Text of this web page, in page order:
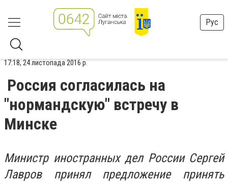
Рус
17:18, 24 листопада 2016 р.
Россия согласилась на
"нормандскую" встречу в
Минске
Министр иностранных дел России Сергей
Лавров принял предложение принять